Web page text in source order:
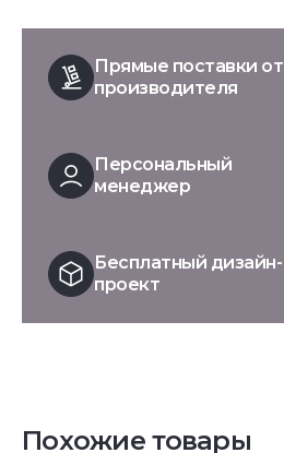
Прямые поставки от
производителя
Персональный
менеджер
Бесплатный дизайн-
проект
Похожие товары